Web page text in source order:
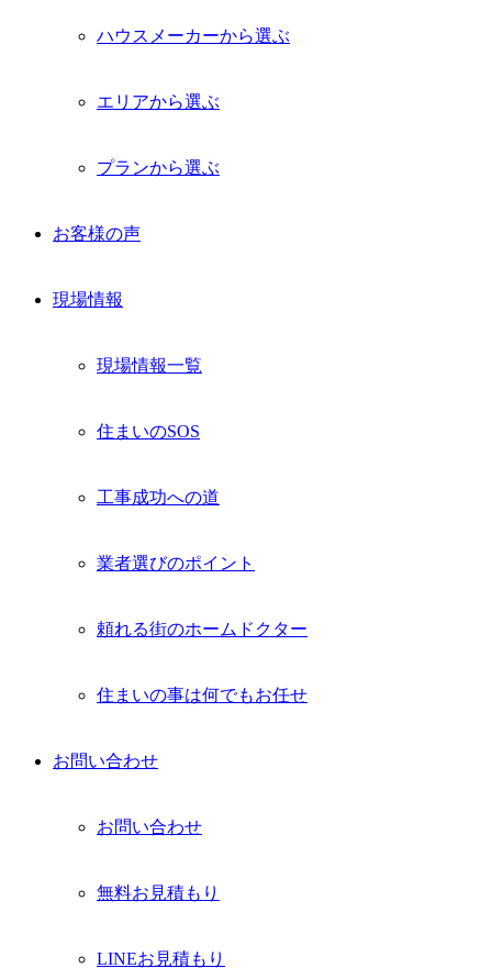
ハウスメーカーから選ぶ
エリアから選ぶ
プランから選ぶ
お客様の声
現場情報
現場情報一覧
住まいのSOS
工事成功への道
業者選びのポイント
頼れる街のホームドクター
住まいの事は何でもお任せ
お問い合わせ
お問い合わせ
無料お見積もり
LINEお見積もり